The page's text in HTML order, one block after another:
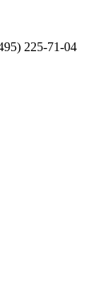
225-71-04